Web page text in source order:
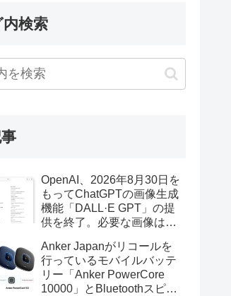
検索
OpenAI、2026年8月30日を
もってChatGPTの画像生成
機能「DALL·E GPT」の提
供を終了。必要な画像は期
Anker Japanがリコールを
行っているモバイルバッテ
リー「Anker PowerCore
10000」とBluetoothスピー